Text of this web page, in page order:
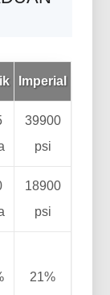
Imperial
39900
psi
18900
psi
21%